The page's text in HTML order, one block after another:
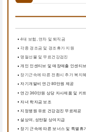
4대 보험, 연차 및 퇴직금
각종 경조금 및 경조휴가 지원
명절선물 및 무료건강검진
개인 인센티브 및 매장매출 인센티
장기근속에 따른 전환시 추가 복지
자기개발비 연간 80만원 제공
연간 360만원 상당 자사제품 및 키
자녀 학자금 보조
지정병원 유료 건강검진 무료제공
설상여, 성탄절 상여지급
장기 근속에 따른 보너스 및 특별휴